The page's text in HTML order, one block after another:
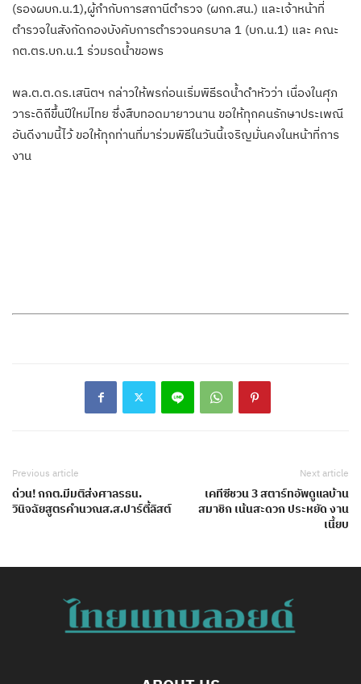
(รอง​ผบก.น.1),ผู้กำกับการสถานีตำรวจ​ (ผกก.สน.)​ และเจ้าหน้าที่
ตำรวจ​ในสังกัดกองบังคับการตำรวจนครบาล 1 (บก.น.1)​ และ คณะ
กต.ตร.บก.น.1 ร่วมรดน้ำขอพร
พล.ต.ต.ดร.เสนิตฯ กล่าวให้พรก่อนเริ่มพิธีรดน้ำดำหัวว่า เนื่องในศุภ
วาระดิถีขึ้นปีใหม่ไทย ซึ่งสืบทอดมายาวนาน ขอให้ทุกคนรักษาประเพณี
อันดีงามนี้ไว้ ขอให้ทุกท่านที่มาร่วมพิธีในวันนี้เจริญมั่นคง​ในหน้าที่การ
งาน​
Previous article
ด่วน! กกต.มีมติส่งศาลรธน.
วินิจฉัยสูตรคำนวณส.ส.ปาร์ตี้ลิสต์
Next article
เคทีซีชวน 3 สตาร์ทอัพดูแลบ้าน
สมาชิก เน้นสะดวก ประหยัด งาน
เนี้ยบ